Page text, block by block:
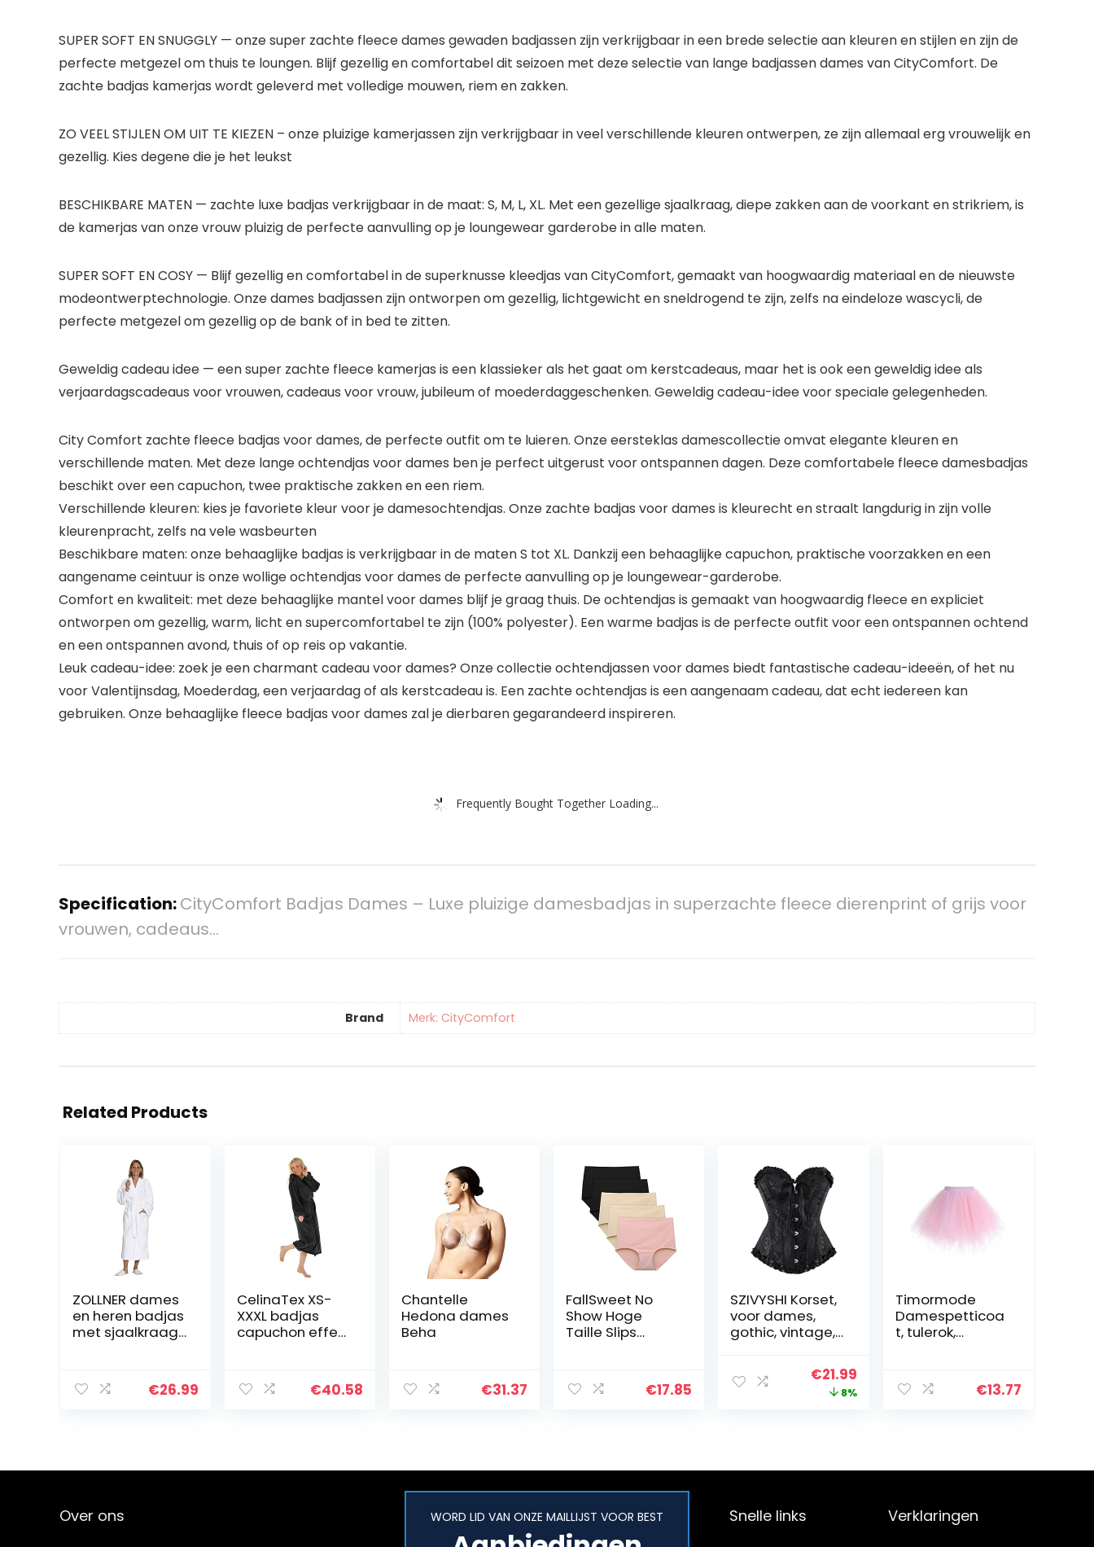
SUPER SOFT EN SNUGGLY — onze super zachte fleece dames gewaden badjassen zijn verkrijgbaar in een brede selectie aan kleuren en stijlen en zijn de
perfecte metgezel om thuis te loungen. Blijf gezellig en comfortabel dit seizoen met deze selectie van lange badjassen dames van CityComfort. De
zachte badjas kamerjas wordt geleverd met volledige mouwen, riem en zakken.
ZO VEEL STIJLEN OM UIT TE KIEZEN – onze pluizige kamerjassen zijn verkrijgbaar in veel verschillende kleuren ontwerpen, ze zijn allemaal erg vrouwelijk en
gezellig. Kies degene die je het leukst
BESCHIKBARE MATEN — zachte luxe badjas verkrijgbaar in de maat: S, M, L, XL. Met een gezellige sjaalkraag, diepe zakken aan de voorkant en strikriem, is
de kamerjas van onze vrouw pluizig de perfecte aanvulling op je loungewear garderobe in alle maten.
SUPER SOFT EN COSY — Blijf gezellig en comfortabel in de superknusse kleedjas van CityComfort, gemaakt van hoogwaardig materiaal en de nieuwste
modeontwerptechnologie. Onze dames badjassen zijn ontworpen om gezellig, lichtgewicht en sneldrogend te zijn, zelfs na eindeloze wascycli, de
perfecte metgezel om gezellig op de bank of in bed te zitten.
Geweldig cadeau idee — een super zachte fleece kamerjas is een klassieker als het gaat om kerstcadeaus, maar het is ook een geweldig idee als
verjaardagscadeaus voor vrouwen, cadeaus voor vrouw, jubileum of moederdaggeschenken. Geweldig cadeau-idee voor speciale gelegenheden.
City Comfort zachte fleece badjas voor dames, de perfecte outfit om te luieren. Onze eersteklas damescollectie omvat elegante kleuren en
verschillende maten. Met deze lange ochtendjas voor dames ben je perfect uitgerust voor ontspannen dagen. Deze comfortabele fleece damesbadjas
beschikt over een capuchon, twee praktische zakken en een riem.
Verschillende kleuren: kies je favoriete kleur voor je damesochtendjas. Onze zachte badjas voor dames is kleurecht en straalt langdurig in zijn volle
kleurenpracht, zelfs na vele wasbeurten
Beschikbare maten: onze behaaglijke badjas is verkrijgbaar in de maten S tot XL. Dankzij een behaaglijke capuchon, praktische voorzakken en een
aangename ceintuur is onze wollige ochtendjas voor dames de perfecte aanvulling op je loungewear-garderobe.
Comfort en kwaliteit: met deze behaaglijke mantel voor dames blijf je graag thuis. De ochtendjas is gemaakt van hoogwaardig fleece en expliciet
ontworpen om gezellig, warm, licht en supercomfortabel te zijn (100% polyester). Een warme badjas is de perfecte outfit voor een ontspannen ochtend
en een ontspannen avond, thuis of op reis op vakantie.
Leuk cadeau-idee: zoek je een charmant cadeau voor dames? Onze collectie ochtendjassen voor dames biedt fantastische cadeau-ideeën, of het nu
voor Valentijnsdag, Moederdag, een verjaardag of als kerstcadeau is. Een zachte ochtendjas is een aangenaam cadeau, dat echt iedereen kan
gebruiken. Onze behaaglijke fleece badjas voor dames zal je dierbaren gegarandeerd inspireren.
Frequently Bought Together Loading...
Specification:CityComfort Badjas Dames – Luxe pluizige damesbadjas in superzachte fleece dierenprint of grijs voor
vrouwen, cadeaus…
Brand Merk: CityComfort
Related Products
ZOLLNER dames
en heren badjas
met sjaalkraag,
€26.99
CelinaTex XS-
XXXL badjas
capuchon effen
steekzakken
voor dames,
€40.58
Chantelle
Hedona dames
Beha
€31.37
FallSweet No
Show Hoge
Taille Slips
Naadloze
Slipjes, Pack van
€17.85
SZIVYSHI Korset,
voor dames,
gothic, vintage,
Original
price
€21.99Current
price
8%
Timormode
Damespetticoa
t, tulerok,
volwassenen,
balletrok om te
€13.77
Over ons WORD LID VAN ONZE MAILLIJST VOOR BEST Snelle links Verklaringen